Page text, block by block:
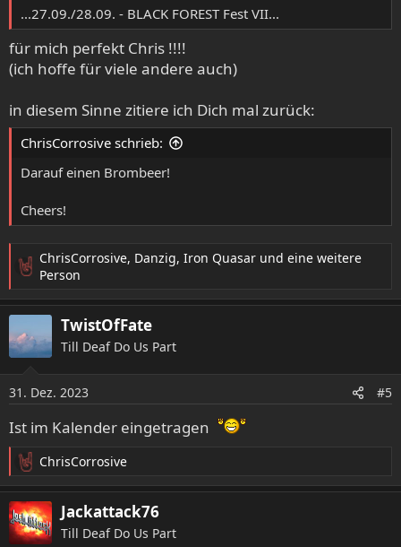
...27.09./28.09. - BLACK FOREST Fest VII...
für mich perfekt Chris !!!!
(ich hoffe für viele andere auch)
in diesem Sinne zitiere ich Dich mal zurück:
ChrisCorrosive schrieb:
Darauf einen Brombeer!
Cheers!
R
a
t
i
o
n
e
n
ChrisCorrosive, Danzig, Iron Quasar und eine weitere
Person
TwistOfFate
Till Deaf Do Us Part
31. Dez. 2023 #5
Ist im Kalender eingetragen
R
e
a
k
t
ChrisCorrosive
Jackattack76
Till Deaf Do Us Part